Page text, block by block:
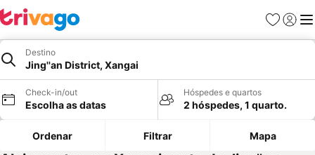
Favoritos
Iniciar
Destino
Jing''an District, Xangai
Check-in/out
Escolha as datas
Hóspedes e quartos
2 hóspedes, 1 quarto.
Ordenar Filtrar Mapa